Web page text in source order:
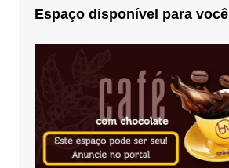
Espaço disponível para você